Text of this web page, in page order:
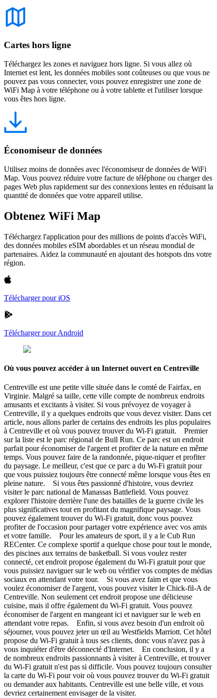
Cartes hors ligne
Téléchargez les zones et naviguez hors ligne. Si vous allez où
Internet est lent, les données mobiles sont coûteuses ou que vous ne
pouvez pas vous connecter, vous pouvez enregistrer une zone de
WiFi Map à votre téléphone ou à votre tablette et l'utiliser lorsque
vous êtes hors ligne.
Économiseur de données
Utilisez moins de données avec l'économiseur de données de WiFi
Map. Vous pouvez réduire votre facture de téléphone ou charger des
pages Web plus rapidement sur des connexions lentes en réduisant la
quantité de données que votre appareil utilise.
Obtenez WiFi Map
Téléchargez l'application pour des millions de points d'accès WiFi,
des données mobiles eSIM abordables et un réseau mondial de
partenaires. Aidez la communauté en ajoutant des hotspots dns votre
région.
Télécharger pour iOS
Télécharger pour Android
Où vous pouvez accéder à un Internet ouvert en Centreville
Centreville est une petite ville située dans le comté de Fairfax, en
Virginie. Malgré sa taille, cette ville compte de nombreux endroits
amusants et excitants à visiter. Si vous prévoyez de voyager à
Centreville, il y a quelques endroits que vous devez visiter. Dans cet
article, nous allons parler de certains des endroits les plus populaires
à Centreville et où vous pouvez trouver du Wi-Fi gratuit. Premier
sur la liste est le parc régional de Bull Run. Ce parc est un endroit
parfait pour économiser de l'argent et profiter de la nature en même
temps. Vous pouvez faire de la randonnée, pique-niquer et profiter
du paysage. Le meilleur, c'est que ce parc a du Wi-Fi gratuit pour
que vous puissiez toujours être connecté même lorsque vous êtes en
pleine nature. Si vous êtes passionné d'histoire, vous devriez
visiter le parc national de Manassas Battlefield. Vous pouvez
explorer l'histoire derrière l'une des batailles de la guerre civile les
plus significatives tout en profitant du magnifique paysage. Vous
pouvez également trouver du Wi-Fi gratuit, donc vous pouvez
profiter de l'occasion pour partager votre expérience avec vos amis
et votre famille. Pour les amateurs de sport, il y a le Cub Run
RECenter. Ce complexe sportif a quelque chose pour tout le monde,
des piscines aux terrains de basketball. Si vous voulez rester
connecté, cet endroit propose également du Wi-Fi gratuit pour que
vous puissiez naviguer sur le web ou vérifier vos comptes de médias
sociaux en attendant votre tour. Si vous avez faim et que vous
voulez économiser de l'argent, vous pouvez visiter le Chick-fil-A de
Centreville. Non seulement cet endroit propose une délicieuse
cuisine, mais il offre également du Wi-Fi gratuit. Vous pouvez
économiser de l'argent en mangeant ici et naviguer sur le web en
attendant votre repas. Enfin, si vous avez besoin d'un endroit où
séjourner, vous pouvez jeter un œil au Westfields Marriott. Cet hôtel
propose du Wi-Fi gratuit à tous ses clients, donc vous n'avez pas à
vous inquiéter d'être déconnecté d'Internet. En conclusion, il y a
de nombreux endroits passionnants à visiter à Centreville, et trouver
du Wi-Fi gratuit n'est pas si difficile. Vous pouvez toujours consulter
la carte du Wi-Fi pour voir où vous pouvez trouver du Wi-Fi gratuit
ou demander aux habitants. Centreville est une belle ville, et vous
devriez certainement envisager de la visiter.